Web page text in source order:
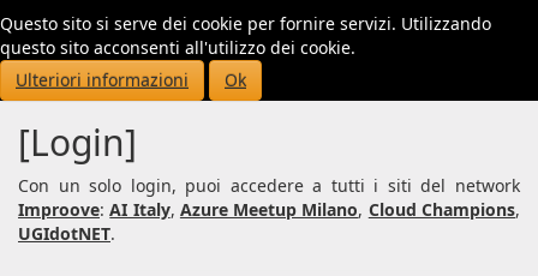
Questo sito si serve dei cookie per fornire servizi. Utilizzando
questo sito acconsenti all'utilizzo dei cookie.
Ulteriori informazioni
Ok
[Login]
Con un solo login, puoi accedere a tutti i siti del network
Improove:AI Italy, Azure Meetup Milano, Cloud Champions,
UGIdotNET.